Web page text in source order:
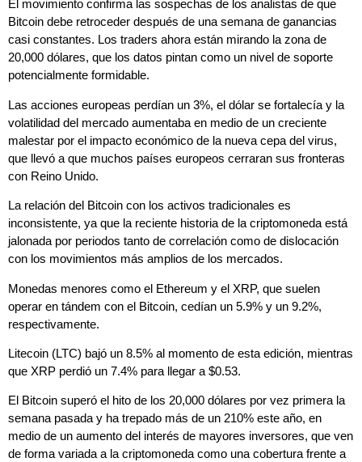
El movimiento confirma las sospechas de los analistas de que
Bitcoin debe retroceder después de una semana de ganancias
casi constantes. Los traders ahora están mirando la zona de
20,000 dólares, que los datos pintan como un nivel de soporte
potencialmente formidable.
Las acciones europeas perdían un 3%, el dólar se fortalecía y la
volatilidad del mercado aumentaba en medio de un creciente
malestar por el impacto económico de la nueva cepa del virus,
que llevó a que muchos países europeos cerraran sus fronteras
con Reino Unido.
La relación del Bitcoin con los activos tradicionales es
inconsistente, ya que la reciente historia de la criptomoneda está
jalonada por periodos tanto de correlación como de dislocación
con los movimientos más amplios de los mercados.
Monedas menores como el Ethereum y el XRP, que suelen
operar en tándem con el Bitcoin, cedían un 5.9% y un 9.2%,
respectivamente.
Litecoin (LTC) bajó un 8.5% al momento de esta edición, mientras
que XRP perdió un 7.4% para llegar a $0.53.
El Bitcoin superó el hito de los 20,000 dólares por vez primera la
semana pasada y ha trepado más de un 210% este año, en
medio de un aumento del interés de mayores inversores, que ven
de forma variada a la criptomoneda como una cobertura frente a